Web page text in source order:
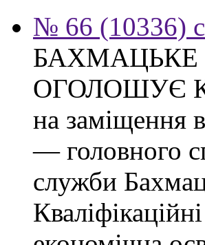
№ 66 (10336)
БАХМАЦЬКЕ
ОГОЛОШУЄ
на заміщення
— головного
служби